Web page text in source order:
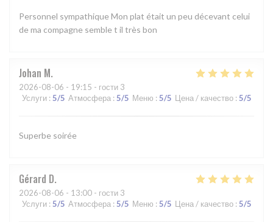
Personnel sympathique Mon plat était un peu décevant celui
de ma compagne semble t il très bon
Johan M
2026-08-06 - 19:15 - гости 3
Услуги : 5/5 Атмосфера : 5/5 Меню : 5/5 Цена / качество : 5/5
Superbe soirée
Gérard D
2026-08-06 - 13:00 - гости 3
Услуги : 5/5 Атмосфера : 5/5 Меню : 5/5 Цена / качество : 5/5